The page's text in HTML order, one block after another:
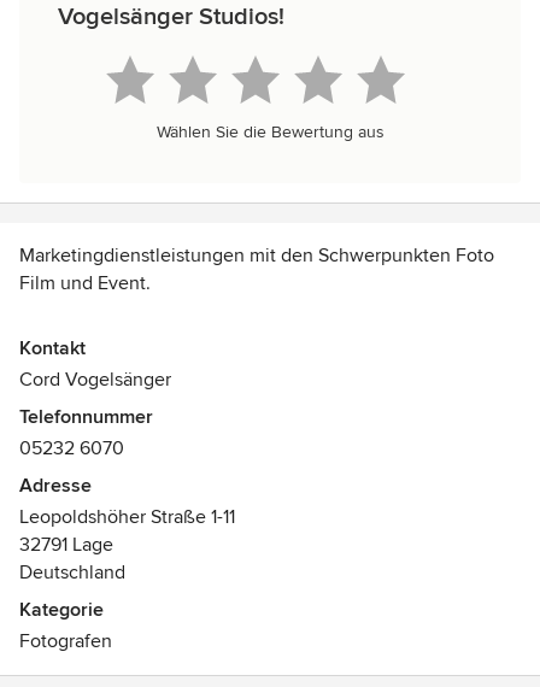
Vogelsänger Studios!
Wählen Sie die Bewertung aus
Marketingdienstleistungen mit den Schwerpunkten Foto
Film und Event.
Wir verfügen über verschiedene Branchenkentnisse , sind
aber Spezialisten rund um das Thema Einrichten / Interieur
und Möbel.
Kontakt
Cord Vogelsänger
Telefonnummer
05232 6070
Adresse
Leopoldshöher Straße 1-11
32791 Lage
Deutschland
Kategorie
Fotografen